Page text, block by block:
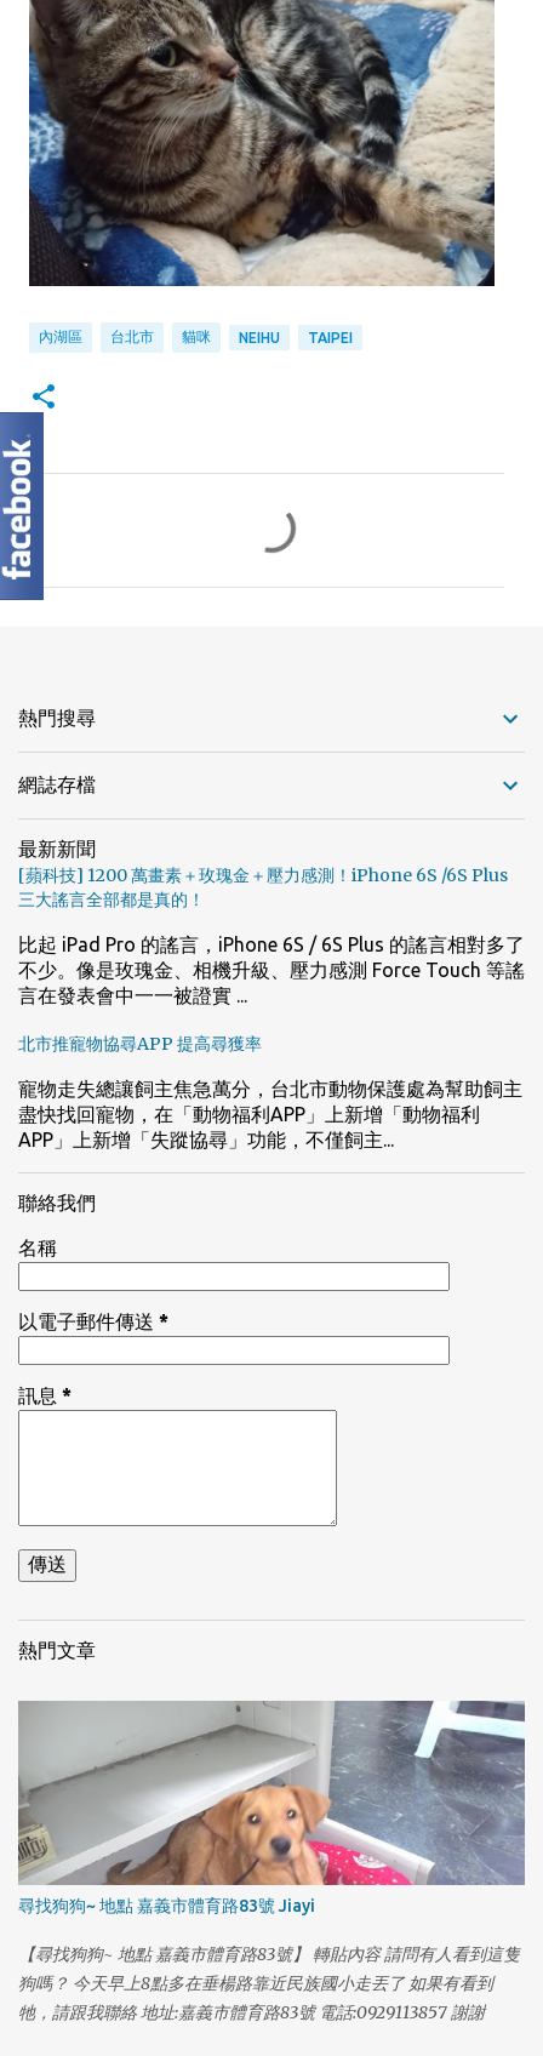
內湖區 台北市 貓咪 NEIHU TAIPEI
熱門搜尋
網誌存檔
最新新聞
[蘋科技] 1200 萬畫素＋玫瑰金＋壓力感測！iPhone 6S /6S Plus
三大謠言全部都是真的！
比起 iPad Pro 的謠言，iPhone 6S / 6S Plus 的謠言相對多了
不少。像是玫瑰金、相機升級、壓力感測 Force Touch 等謠
言在發表會中一一被證實 ...
北市推寵物協尋APP 提高尋獲率
寵物走失總讓飼主焦急萬分，台北市動物保護處為幫助飼主
盡快找回寵物，在「動物福利APP」上新增「動物福利
APP」上新增「失蹤協尋」功能，不僅飼主...
聯絡我們
名稱
以電子郵件傳送 *
訊息 *
熱門文章
1
尋找狗狗~ 地點 嘉義市體育路83號 Jiayi
【尋找狗狗~ 地點 嘉義市體育路83號】 轉貼內容 請問有人看到這隻
狗嗎？ 今天早上8點多在垂楊路靠近民族國小走丟了 如果有看到
牠，請跟我聯絡 地址:嘉義市體育路83號 電話:0929113857 謝謝